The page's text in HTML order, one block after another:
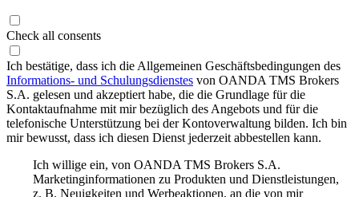
Check all consents
Ich bestätige, dass ich die Allgemeinen Geschäftsbedingungen des
Informations- und Schulungsdienstes von OANDA TMS Brokers
S.A. gelesen und akzeptiert habe, die die Grundlage für die
Kontaktaufnahme mit mir bezüglich des Angebots und für die
telefonische Unterstützung bei der Kontoverwaltung bilden. Ich bin
mir bewusst, dass ich diesen Dienst jederzeit abbestellen kann.
Ich willige ein, von OANDA TMS Brokers S.A.
Marketinginformationen zu Produkten und Dienstleistungen,
z. B. Neuigkeiten und Werbeaktionen, an die von mir